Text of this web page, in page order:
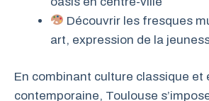
Découvrir les fresques
art, expression de la
En combinant culture classique et
contemporaine, Toulouse